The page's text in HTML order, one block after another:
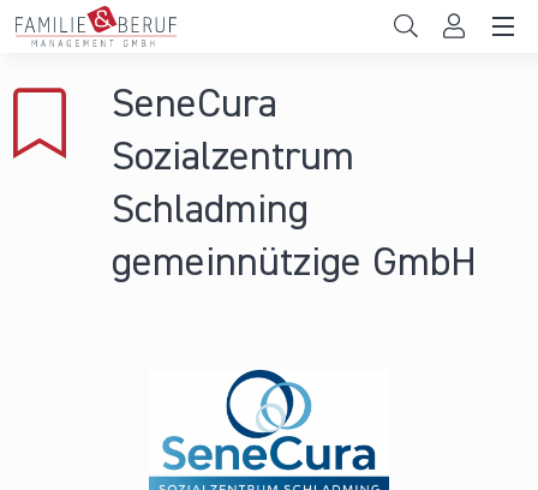
Direkt zum Inhalt
Gemeinden
Hochschulen
Persönliche Vereinbarkeit
SeneCura
Sozialzentrum
Schladming
gemeinnützige GmbH